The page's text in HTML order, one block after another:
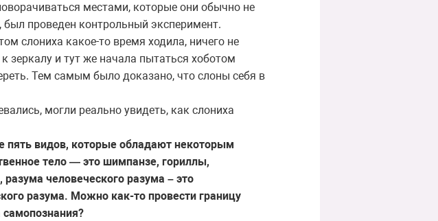
местами, которые они обычно не
был проведен контрольный эксперимент.
слониха какое-то время ходила, ничего не
зеркалу и тут же начала пытаться хоботом
Тем самым было доказано, что слоны себя в
могли реально увидеть, как слониха
пять видов, которые обладают некоторым
тело — это шимпанзе, гориллы,
человеческого разума – это
разума. Можно как-то провести границу